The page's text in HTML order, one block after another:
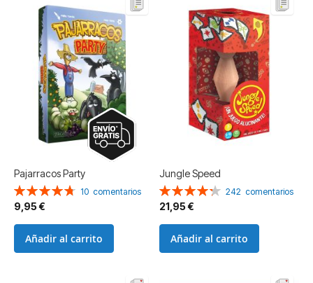
Pajarracos Party
Valoración:
96%
10 comentarios
9,95 €
Añadir al carrito
Jungle Speed
Valoración:
86%
242 comentarios
21,95 €
Añadir al carrito